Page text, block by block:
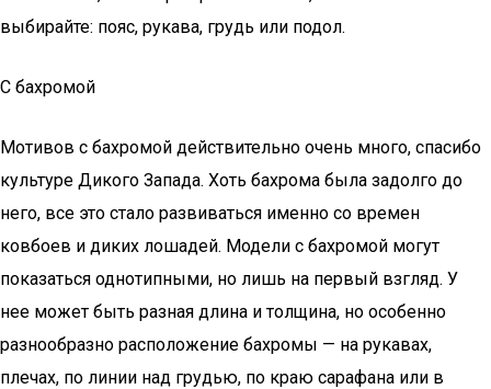
выбирайте: пояс, рукава, грудь или подол.
С бахромой
Мотивов с бахромой действительно очень много, спасибо
культуре Дикого Запада. Хоть бахрома была задолго до
него, все это стало развиваться именно со времен
ковбоев и диких лошадей. Модели с бахромой могут
показаться однотипными, но лишь на первый взгляд. У
нее может быть разная длина и толщина, но особенно
разнообразно расположение бахромы — на рукавах,
плечах, по линии над грудью, по краю сарафана или в